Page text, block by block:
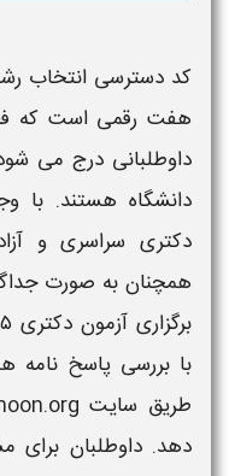
کد دسترسی انتخاب
هفت‌ رقمی است که
داوطلبانی درج می‌
دانشگاه هستند. با
دکتری سراسری و
همچنان به‌ صورت
برگزاری آزمون دکتری ۱۴۰۵
با بررسی پاسخ‌ نامه‌
دهد. داوطلبان برای